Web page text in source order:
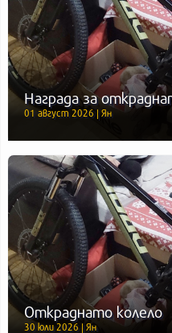
Награда за
01 август 2026 | Ян
Откраднато колело
30 юли 2026 | Ян